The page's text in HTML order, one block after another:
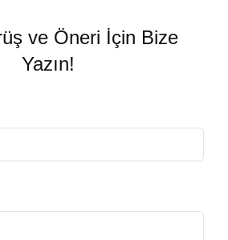
ve Öneri İçin Bize
Yazın!